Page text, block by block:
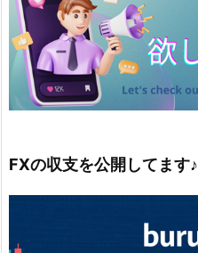
FXの収支を公開してます♪